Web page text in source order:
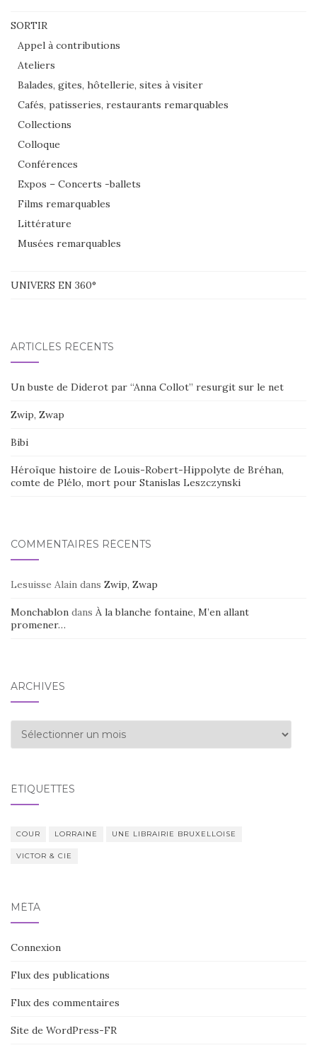
SORTIR
Appel à contributions
Ateliers
Balades, gites, hôtellerie, sites à visiter
Cafés, patisseries, restaurants remarquables
Collections
Colloque
Conférences
Expos – Concerts -ballets
Films remarquables
Littérature
Musées remarquables
UNIVERS EN 360°
ARTICLES RÉCENTS
Un buste de Diderot par “Anna Collot” resurgit sur le net
Zwip, Zwap
Bibi
Héroïque histoire de Louis-Robert-Hippolyte de Bréhan,
comte de Plélo, mort pour Stanislas Leszczynski
COMMENTAIRES RÉCENTS
Lesuisse Alain dans Zwip, Zwap
Monchablon dans À la blanche fontaine, M’en allant
promener…
ARCHIVES
Archives
ÉTIQUETTES
COUR LORRAINE UNE LIBRAIRIE BRUXELLOISE
VICTOR & CIE
MÉTA
Connexion
Flux des publications
Flux des commentaires
Site de WordPress-FR